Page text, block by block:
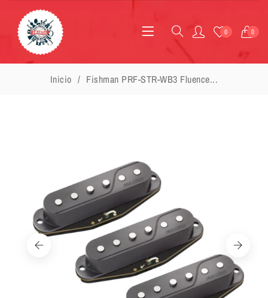
0 0
Inicio Fishman PRF-STR-WB3 Fluence...